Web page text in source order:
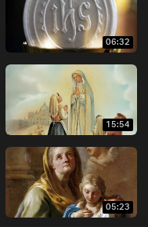
06:32
15:54
05:23